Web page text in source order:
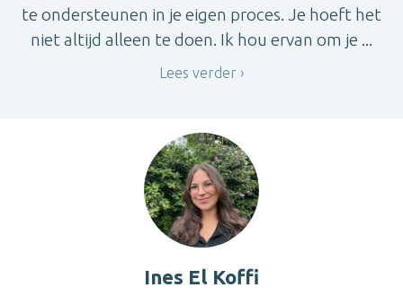
te ondersteunen in je eigen proces. Je hoeft het
niet altijd alleen te doen. Ik hou ervan om je ...
Lees verder
Ines El Koffi